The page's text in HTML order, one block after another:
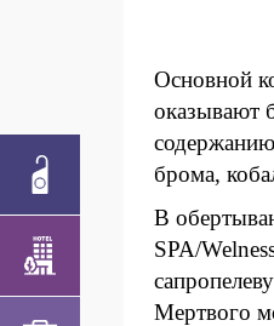
Основной
оказывают
брома,
В
SPA/
Мертвого